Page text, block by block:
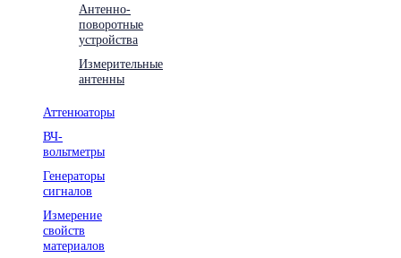
Антенно-
поворотные
устройства
Измерительные
антенны
Аттенюаторы
ВЧ-
вольтметры
Генераторы
сигналов
Измерение
свойств
материалов